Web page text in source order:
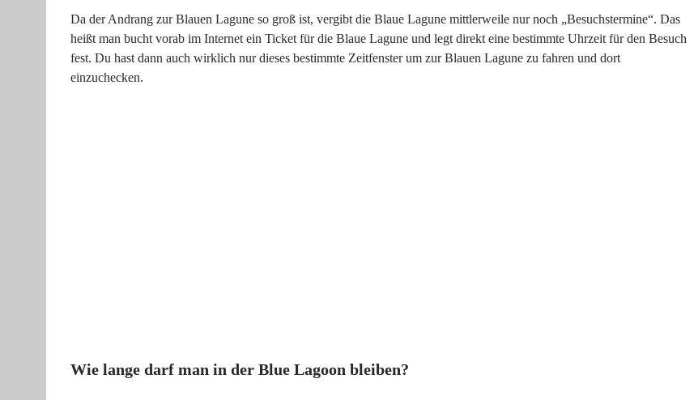
Da der Andrang zur Blauen Lagune so groß ist, vergibt die Blaue Lagune mittlerweile nur noch „Besuchstermine“. Das
heißt man bucht vorab im Internet ein Ticket für die Blaue Lagune und legt direkt eine bestimmte Uhrzeit für den Besuch
fest. Du hast dann auch wirklich nur dieses bestimmte Zeitfenster um zur Blauen Lagune zu fahren und dort
einzuchecken.
Wie lange darf man in der Blue Lagoon bleiben?